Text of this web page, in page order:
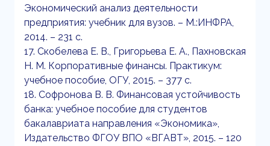
Экономический анализ деятельности
предприятия: учебник для вузов. – М.:ИНФРА,
2014. – 231 с.
17. Скобелева Е. В., Григорьева Е. А., Пахновская
Н. М. Корпоративные финансы. Практикум:
учебное пособие, ОГУ, 2015. – 377 с.
18. Софронова В. В. Финансовая устойчивость
банка: учебное пособие для студентов
бакалавриата направления «Экономика»,
Издательство ФГОУ ВПО «ВГАВТ», 2015. – 120